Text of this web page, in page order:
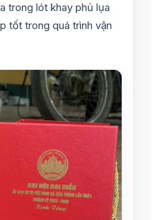
trong lót khay phủ lụa
tốt trong quá trình vận